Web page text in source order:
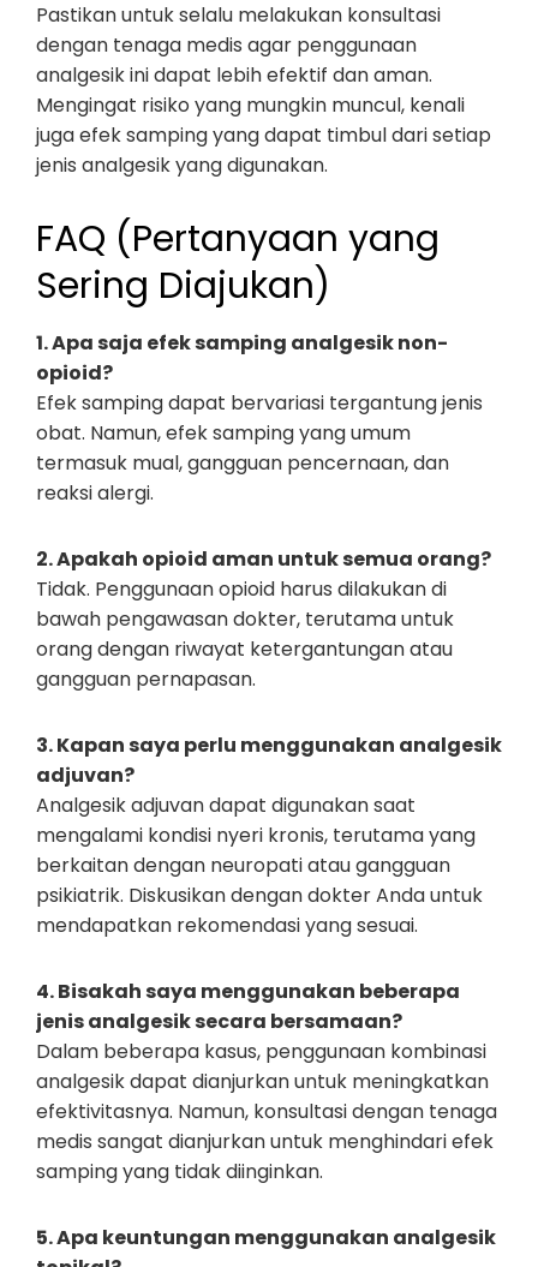
Pastikan untuk selalu melakukan konsultasi
dengan tenaga medis agar penggunaan
analgesik ini dapat lebih efektif dan aman.
Mengingat risiko yang mungkin muncul, kenali
juga efek samping yang dapat timbul dari setiap
jenis analgesik yang digunakan.
FAQ (Pertanyaan yang
Sering Diajukan)
1. Apa saja efek samping analgesik non-
opioid?
Efek samping dapat bervariasi tergantung jenis
obat. Namun, efek samping yang umum
termasuk mual, gangguan pencernaan, dan
reaksi alergi.
2. Apakah opioid aman untuk semua orang?
Tidak. Penggunaan opioid harus dilakukan di
bawah pengawasan dokter, terutama untuk
orang dengan riwayat ketergantungan atau
gangguan pernapasan.
3. Kapan saya perlu menggunakan analgesik
adjuvan?
Analgesik adjuvan dapat digunakan saat
mengalami kondisi nyeri kronis, terutama yang
berkaitan dengan neuropati atau gangguan
psikiatrik. Diskusikan dengan dokter Anda untuk
mendapatkan rekomendasi yang sesuai.
4. Bisakah saya menggunakan beberapa
jenis analgesik secara bersamaan?
Dalam beberapa kasus, penggunaan kombinasi
analgesik dapat dianjurkan untuk meningkatkan
efektivitasnya. Namun, konsultasi dengan tenaga
medis sangat dianjurkan untuk menghindari efek
samping yang tidak diinginkan.
5. Apa keuntungan menggunakan analgesik